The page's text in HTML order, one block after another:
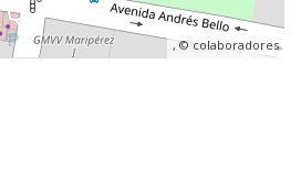
, © colaboradores